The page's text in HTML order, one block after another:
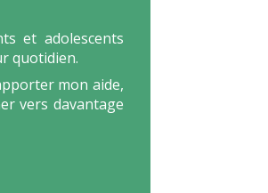
et adolescents
quotidien.
mon aide,
vers davantage